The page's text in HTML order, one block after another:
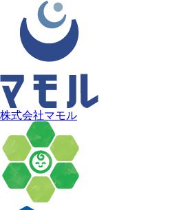
株式会社マモル